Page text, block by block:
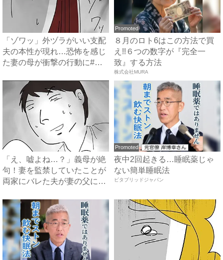
「ゾワッ」外ヅラがいい支配
夫の本性が現れ…恐怖を感じ
た妻の母が衝撃の行動に#ハ
Promoted
８月のロト6はこの方法で買
え!!６つの数字が『完全一
致』する方法
株式会社MURA
「え、嘘よね…？」義母が絶
句！妻を監禁していたことが
両家にバレた夫が妻の父に衝
Promoted
夜中2回起きる…睡眠薬じゃ
ない簡単睡眠法
ビタブリッドジャパン